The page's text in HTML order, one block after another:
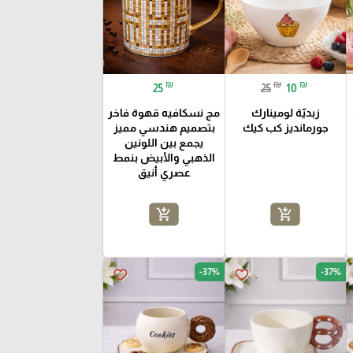
25 ₪ 10 ₪
زبديّة لومينارك
جورمانديز كب كيك
add_shopping_cart
25 ₪
مج نسكافيه قهوة فاخر
بتصميم هندسي مميز
يجمع بين اللونين
الذهبي والأبيض بنمط
عصري أنيق
add_shopping_cart
favorite_border -37%
favorite_border -37%